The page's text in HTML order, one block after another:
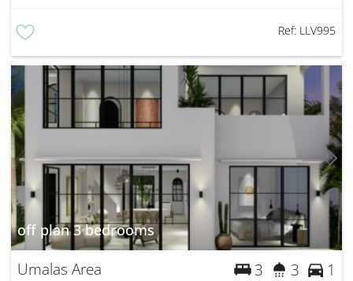
Ref: LLV995
off plan 3 bedrooms
Umalas Area 3 3 1